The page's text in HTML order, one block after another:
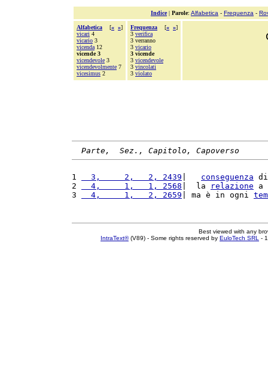
Indice| Parole: Alfabetica - Frequenza -
Alfabetica [« »]
vicari 4
vicario 3
vicenda 12
vicende 3
vicendevole 3
vicendevolmente 7
vicesimus 2
Frequenza [« »]
3 verifica
3 verranno
3 vicario
3 vicende
3 vicendevole
3 vincolati
3 violato
Parte,  Sez., Capitolo, Capoverso
1
  3,     2,   2, 2439
conseguenza
2
  4,     1,   1, 2568
|  la relazione a
3
  4,     1,   2, 2659
| ma è in ogni
Best viewed with any
IntraText®(V89) - Some rights reserved by EuloTech SRL -